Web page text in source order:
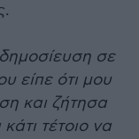
σε
είπε ότι μου
και ζήτησα
τέτοιο να